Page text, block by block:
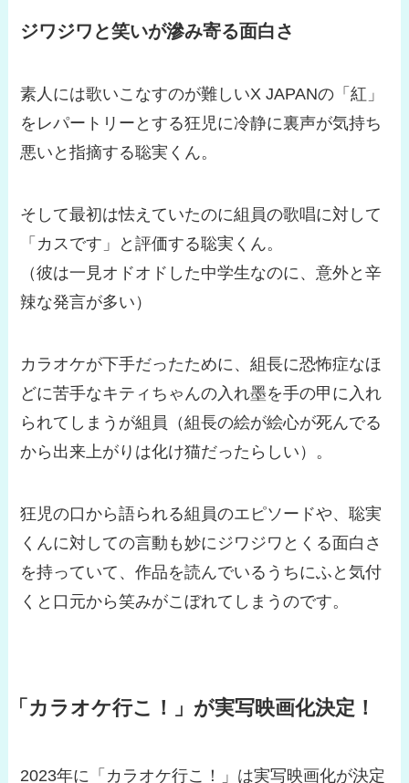
ジワジワと笑いが滲み寄る面白さ
素人には歌いこなすのが難しいX JAPANの「紅」
をレパートリーとする狂児に冷静に裏声が気持ち
悪いと指摘する聡実くん。
そして最初は怯えていたのに組員の歌唱に対して
「カスです」と評価する聡実くん。
（彼は一見オドオドした中学生なのに、意外と辛
辣な発言が多い）
カラオケが下手だったために、組長に恐怖症なほ
どに苦手なキティちゃんの入れ墨を手の甲に入れ
られてしまうが組員（組長の絵が絵心が死んでる
から出来上がりは化け猫だったらしい）。
狂児の口から語られる組員のエピソードや、聡実
くんに対しての言動も妙にジワジワとくる面白さ
を持っていて、作品を読んでいるうちにふと気付
くと口元から笑みがこぼれてしまうのです。
「カラオケ行こ！」が実写映画化決定！
2023年に「カラオケ行こ！」は実写映画化が決定